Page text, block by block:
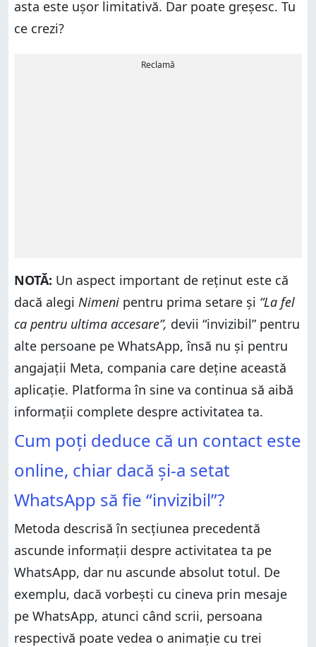
asta este ușor limitativă. Dar poate greșesc. Tu
ce crezi?
Reclamă
NOTĂ: Un aspect important de reținut este că
dacă alegi Nimeni pentru prima setare și “La fel
ca pentru ultima accesare”, devii “invizibil” pentru
alte persoane pe WhatsApp, însă nu și pentru
angajații Meta, compania care deține această
aplicație. Platforma în sine va continua să aibă
informații complete despre activitatea ta.
Cum poți deduce că un contact este
online, chiar dacă și-a setat
WhatsApp să fie “invizibil”?
Metoda descrisă în secțiunea precedentă
ascunde informații despre activitatea ta pe
WhatsApp, dar nu ascunde absolut totul. De
exemplu, dacă vorbești cu cineva prin mesaje
pe WhatsApp, atunci când scrii, persoana
respectivă poate vedea o animație cu trei